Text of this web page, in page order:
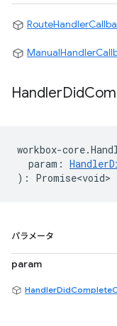
HandlerDid
workbox-core.
param :
) : Promise<void>
パラメータ
param